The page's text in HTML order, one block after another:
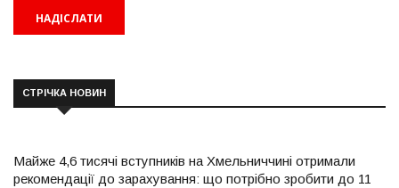
СТРІЧКА НОВИН
Майже 4,6 тисячі вступників на Хмельниччині отримали
рекомендації до зарахування: що потрібно зробити до 11